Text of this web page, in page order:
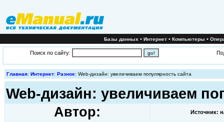
Базы данных•Интернет•Компьютеры•
Поиск по сайту:
Главная: Интернет: Разное: Web-дизайн: увеличиваем популярность сайта
Web-дизайн: увеличиваем
Автор: Источник: